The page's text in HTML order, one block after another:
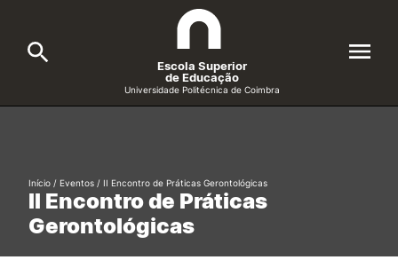
Cursos
Candidatos
Escola Superior
de Educação
Universidade Politécnica de Coimbra
Formative Offer
II Encontro de Práticas
Gerontológicas
Início / Eventos / II Encontro de Práticas Gerontológicas